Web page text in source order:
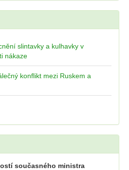
slintavky a kulhavky v
nákaze
konflikt mezi Ruskem a
současného ministra